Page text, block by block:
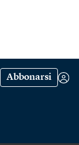
Abbonarsi